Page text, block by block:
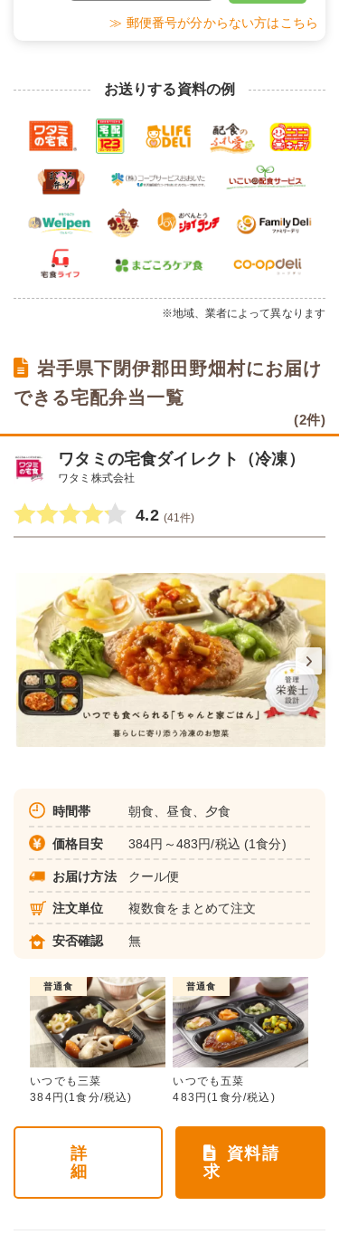
≫ 郵便番号が分からない方はこちら
お送りする資料の例
※地域、業者によって異なります
岩手県下閉伊郡田野畑村にお届け
できる宅配弁当一覧
(2件)
ワタミの宅食ダイレクト（冷凍）
ワタミ株式会社
4.2 (41件)
時間帯 朝食、昼食、夕食
価格目安 384円～483円/税込 (1食分)
お届け方法 クール便
注文単位 複数食をまとめて注文
安否確認 無
普通食
いつでも三菜
384円(1食分/税込)
普通食
いつでも五菜
483円(1食分/税込)
詳
細
資料請
求